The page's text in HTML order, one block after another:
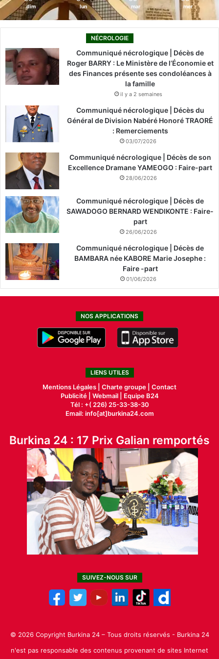
dim lun mar mer
NÉCROLOGIE
Communiqué nécrologique | Décès de
Roger BARRY : Le Ministère de l’Économie et
des Finances présente ses condoléances à
la famille
il y a 2 semaines
Communiqué nécrologique | Décès du
Général de Division Nabéré Honoré TRAORÉ
: Remerciements
03/07/2026
Communiqué nécrologique | Décès de son
Excellence Dramane YAMEOGO : Faire-part
28/06/2026
Communiqué nécrologique | Décès de
SAWADOGO BERNARD WENDIKONTE : Faire-
part
26/06/2026
Communiqué nécrologique | Décès de
BAMBARA née KABORE Marie Josephe :
Faire -part
01/06/2026
NOS APPLICATIONS
LIENS UTILES
Mentions Légales | Charte groupe | Contact
Publicité| Webmail |
Equipe B24
Tél : +( 226) 25-33-38-30
Email: info[at]burkina24.com
Burkina 24 : 17 Prix Galian remportés
SUIVEZ-NOUS SUR
© 2026 Copyright Burkina 24 – Tous droits réservés - Burkina 24
n'est pas responsable des contenus provenant de sites Internet